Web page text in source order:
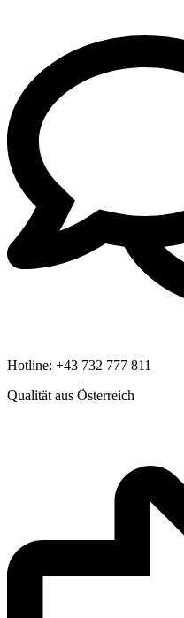
Hotline: +43 732 777 811
Qualität aus Österreich